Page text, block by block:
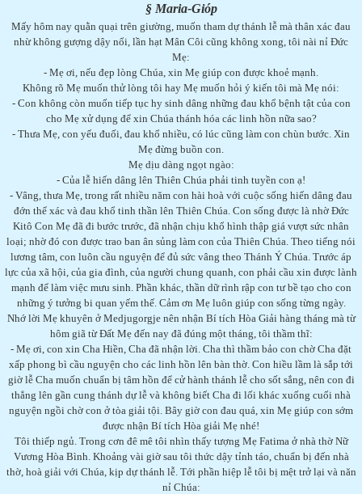
§ Maria-Gióp
Mấy hôm nay quằn quại trên giường, muốn tham dự thánh lễ mà thân xác đau
nhừ không gượng dậy nổi, lần hạt Mân Côi cũng không xong, tôi nài nỉ Đức
Mẹ:
- Mẹ ơi, nếu đẹp lòng Chúa, xin Mẹ giúp con được khoẻ mạnh.
Không rõ Mẹ muốn thử lòng tôi hay Mẹ muốn hỏi ý kiến tôi mà Mẹ nói:
- Con không còn muốn tiếp tục hy sinh dâng những đau khổ bệnh tật của con
cho Mẹ xử dụng để xin Chúa thánh hóa các linh hồn nữa sao?
- Thưa Mẹ, con yếu đuối, đau khổ nhiều, có lúc cũng làm con chùn bước. Xin
Mẹ đừng buồn con.
Mẹ dịu dàng ngọt ngào:
- Của lễ hiến dâng lên Thiên Chúa phải tinh tuyền con ạ!
- Vâng, thưa Mẹ, trong rất nhiều năm con hài hoà với cuộc sống hiến dâng đau
đớn thể xác và đau khổ tinh thần lên Thiên Chúa. Con sống được là nhờ Đức
Kitô Con Mẹ đã đi bước trước, đã nhận chịu khổ hình thập giá vượt sức nhân
loại; nhờ đó con được trao ban ân sủng làm con của Thiên Chúa. Theo tiếng nói
lương tâm, con luôn cầu nguyện để đủ sức vâng theo Thánh Ý Chúa. Trước áp
lực của xã hội, của gia đình, của người chung quanh, con phải cầu xin được lành
mạnh để làm việc mưu sinh. Phần khác, thần dữ rình rập con tư bề tạo cho con
những ý tưởng bi quan yếm thế. Cảm ơn Mẹ luôn giúp con sống từng ngày.
Nhớ lời Mẹ khuyên ở Medjugorgje nên nhận Bí tích Hòa Giải hàng tháng mà từ
hôm giã từ Đất Mẹ đến nay đã đúng một tháng, tôi thầm thĩ:
- Mẹ ơi, con xin Cha Hiền, Cha đã nhận lời. Cha thì thầm bảo con chờ Cha đặt
xấp phong bì cầu nguyện cho các linh hồn lên bàn thờ. Con hiều lầm là sắp tới
giờ lễ Cha muốn chuẩn bị tâm hồn để cử hành thánh lễ cho sốt sắng, nên con đi
thẳng lên gần cung thánh dự lễ và không biết Cha đi lối khác xuống cuối nhà
nguyện ngồi chờ con ở tòa giải tội. Bây giờ con đau quá, xin Mẹ giúp con sớm
được nhận Bí tích Hòa giải Mẹ nhé!
Tôi thiếp ngủ. Trong cơn đê mê tôi nhìn thấy tượng Mẹ Fatima ở nhà thờ Nữ
Vương Hòa Bình. Khoảng vài giờ sau tôi thức dậy tỉnh táo, chuẩn bị đến nhà
thờ, hoà giải với Chúa, kịp dự thánh lễ. Tới phần hiệp lễ tôi bị mệt trở lại và năn
nỉ Chúa: